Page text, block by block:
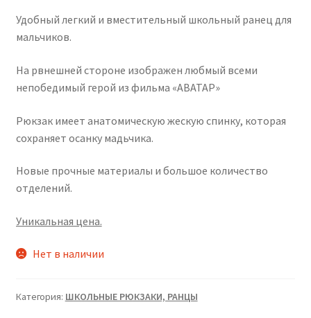
Удобный легкий и вместительный школьный ранец для
мальчиков.
На рвнешней стороне изображен любмый всеми
непобедимый герой из фильма «АВАТАР»
Рюкзак имеет анатомическую жескую спинку, которая
сохраняет осанку мадьчика.
Новые прочные материалы и большое количество
отделений.
Уникальная цена.
Нет в наличии
Категория: ШКОЛЬНЫЕ РЮКЗАКИ, РАНЦЫ